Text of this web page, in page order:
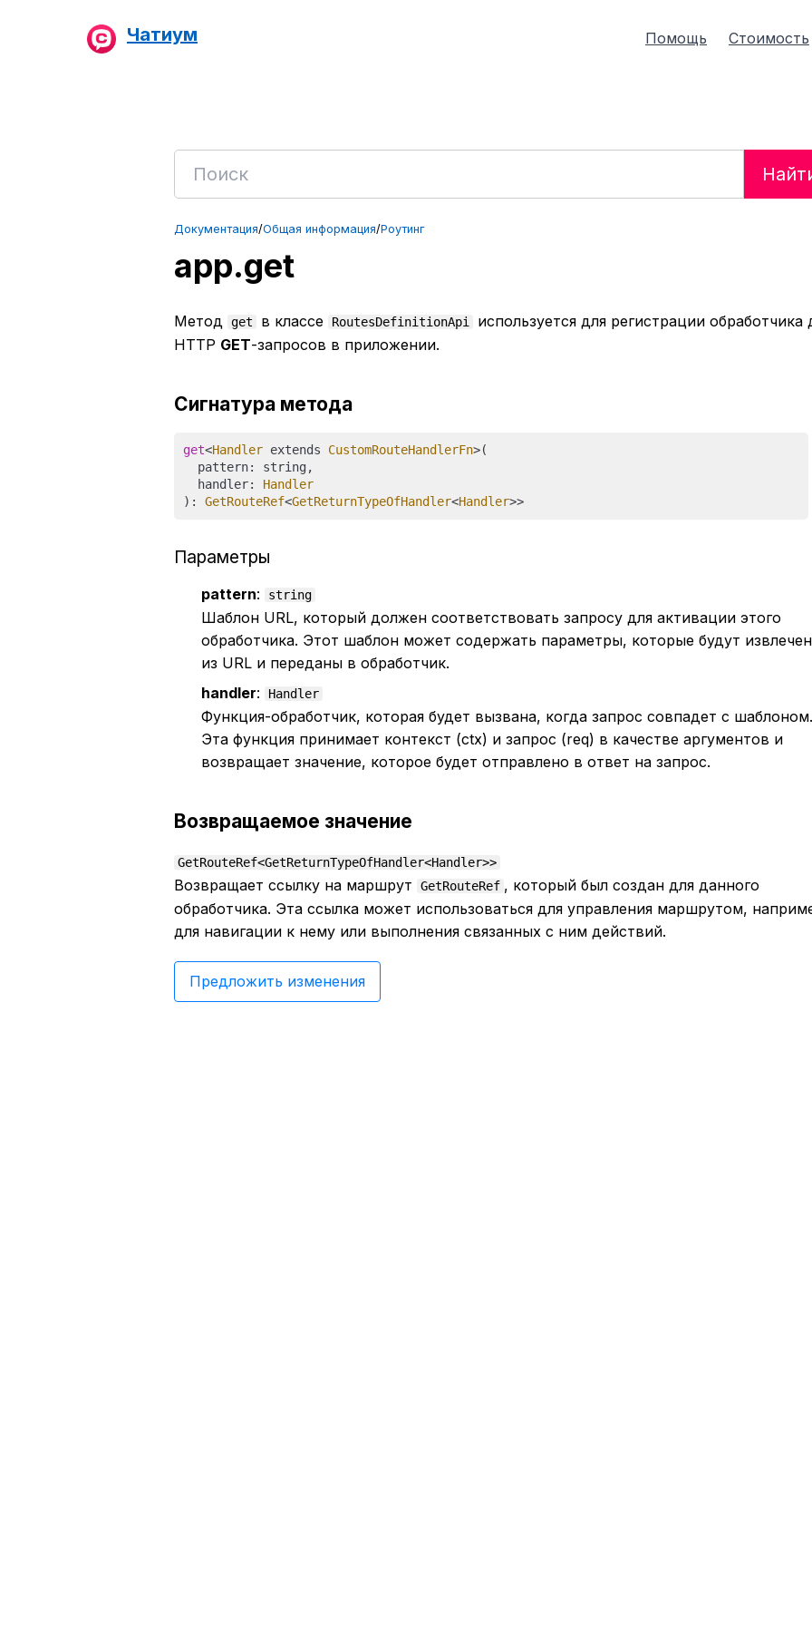
Чатиум Помощь Стоимость
Документация/Общая информация/Роутинг
app.get
Метод get в классе RoutesDefinitionApi
используется для регистрации обработчика
HTTP GET-запросов в приложении.
Сигнатура метода
get<Handler extends CustomRouteHandlerFn>(
  pattern: string,
  handler:
Handler
): GetRouteRef<GetReturnTypeOfHandler<Handler
Параметры
pattern: string
Шаблон URL, который должен соответствовать запросу для активации этого
обработчика. Этот шаблон может содержать параметры, которые будут
из URL и переданы в обработчик.
handler: Handler
Функция-обработчик, которая будет вызвана, когда запрос совпадет с шаблоном.
Эта функция принимает контекст (ctx) и запрос (req) в качестве аргументов и
возвращает значение, которое будет отправлено в ответ на запрос.
Возвращаемое значение
GetRouteRef<GetReturnTypeOfHandler<Handler>>
Возвращает ссылку на маршрут GetRouteRef , который был создан для данного
обработчика. Эта ссылка может использоваться для управления маршрутом,
для навигации к нему или выполнения связанных с ним действий.
Предложить изменения